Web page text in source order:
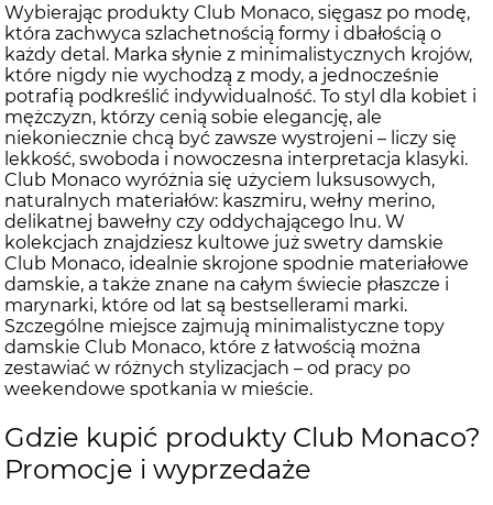
Wybierając produkty Club Monaco, sięgasz po modę,
która zachwyca szlachetnością formy i dbałością o
każdy detal. Marka słynie z minimalistycznych krojów,
które nigdy nie wychodzą z mody, a jednocześnie
potrafią podkreślić indywidualność. To styl dla kobiet i
mężczyzn, którzy cenią sobie elegancję, ale
niekoniecznie chcą być zawsze wystrojeni – liczy się
lekkość, swoboda i nowoczesna interpretacja klasyki.
Club Monaco wyróżnia się użyciem luksusowych,
naturalnych materiałów: kaszmiru, wełny merino,
delikatnej bawełny czy oddychającego lnu. W
kolekcjach znajdziesz kultowe już swetry damskie
Club Monaco, idealnie skrojone spodnie materiałowe
damskie, a także znane na całym świecie płaszcze i
marynarki, które od lat są bestsellerami marki.
Szczególne miejsce zajmują minimalistyczne topy
damskie Club Monaco, które z łatwością można
zestawiać w różnych stylizacjach – od pracy po
weekendowe spotkania w mieście.
Gdzie kupić produkty Club Monaco?
Promocje i wyprzedaże